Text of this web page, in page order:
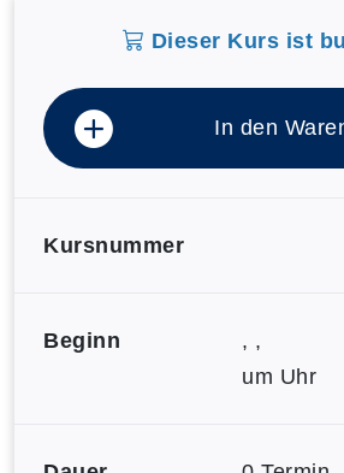
Dieser Kurs ist
In den
Kursnummer
Beginn
, ,
um Uhr